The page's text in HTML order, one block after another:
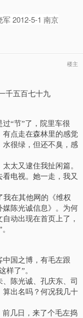
1 南京
楼主
千五百七十九
“节”了，院里车很
有点走在森林里的感觉
水很绿，但还不臭，感
太又逮住我扯闲篇。
电视。她一走，我又
在其他网的《维权
媒陈光诚信息》。为何
动出现在首页上了，
国之博，有毛左跟
样了”。
陈光诚、孔庆东、司
算出名吗？何况我几十
几日，来了个毛左捣